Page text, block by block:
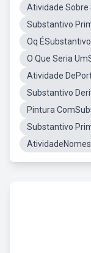
Atividade Sobre
Substantivo
Oq
O Que Seria
Atividade
Substantivo
Pintura
Substantivo